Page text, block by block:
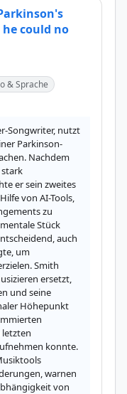
could no
& Sprache
Songwriter, nutzt
Parkinson-
Nachdem
stark
er sein zweites
von AI-Tools,
zu
Stück
auch
um
Smith
ersetzt,
und seine
Höhepunkt
letzten
konnte.
warnen
von